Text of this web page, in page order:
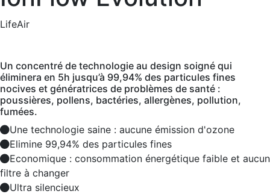
LifeAir
Un concentré de technologie au design soigné qui
éliminera en 5h jusqu’à 99,94% des particules fines
nocives et génératrices de problèmes de santé :
poussières, pollens, bactéries, allergènes, pollution,
fumées.
Une technologie saine : aucune émission d'ozone
Elimine 99,94% des particules fines
Economique : consommation énergétique faible et aucun
filtre à changer
Ultra silencieux